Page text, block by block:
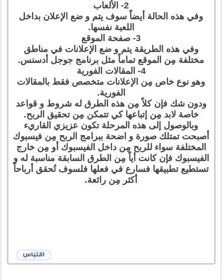
2- الألعاب
وفي هذه الحالة أيضاً سوف يتم و ضع الإعلان بداخل
اللعبة نفسها.
3- صفحة الموقع
وفي هذه الطريقة يتم و ضع الإعلانات في مناطق
مختلفة مِن الموقع تماماً مثل برنامج جوجل أدسنس.
4- المقالات الفورية
وهو نوع خاص مِن الإعلانات متخصص فقط بالمقالات
الفورية.
ودون شك فإن كلاً مِن هذه الطرق له شروط و قواعد
خاصة لابد مِن إتباعها كي تتمكن مِن تحقيق الربح.
وبالوصول إلى هذه المرحلة تكون عزيزي القاريء
أصبحت تمتلك صورة و اضحة ببرامج الربح مِن فيسبوك
المختلفة سواء للربح مِن داخل الفيسبوك أو مِن خارج
الفيسبوك فإن كانت أياً مِن الطرق السابقة مناسبة له و
تستطيع تطبيقها فسارع في فعلها فلسوف تُحقق أرباحاً
أكثر مِن رائعة.